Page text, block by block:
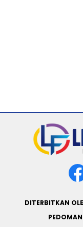
DITERBITKAN